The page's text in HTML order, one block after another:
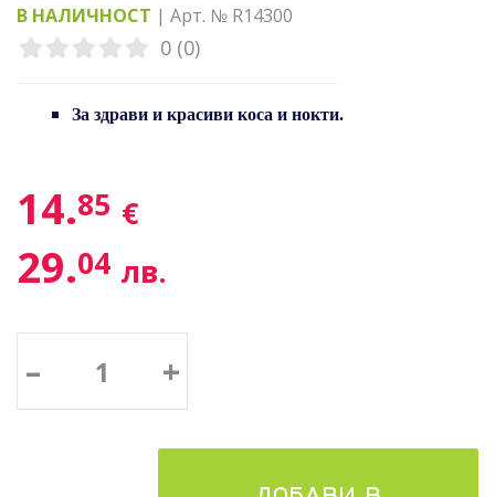
В НАЛИЧНОСТ | Арт. № R14300
0 (0)
За здрави и красиви коса и нокти.
14.85 €
29.04 лв.
– +